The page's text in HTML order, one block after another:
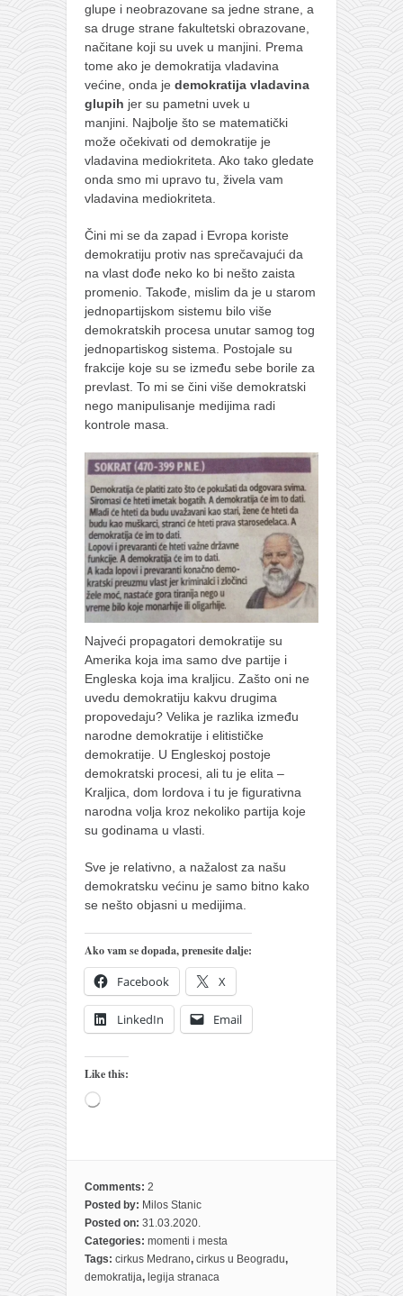
glupe i neobrazovane sa jedne strane, a
sa druge strane fakultetski obrazovane,
načitane koji su uvek u manjini. Prema
tome ako je demokratija vladavina
većine, onda je demokratija vladavina
glupih jer su pametni uvek u
manjini. Najbolje što se matematički
može očekivati od demokratije je
vladavina mediokriteta. Ako tako gledate
onda smo mi upravo tu, živela vam
vladavina mediokriteta.
Čini mi se da zapad i Evropa koriste
demokratiju protiv nas sprečavajući da
na vlast dođe neko ko bi nešto zaista
promenio. Takođe, mislim da je u starom
jednopartijskom sistemu bilo više
demokratskih procesa unutar samog tog
jednopartiskog sistema. Postojale su
frakcije koje su se između sebe borile za
prevlast. To mi se čini više demokratski
nego manipulisanje medijima radi
kontrole masa.
Najveći propagatori demokratije su
Amerika koja ima samo dve partije i
Engleska koja ima kraljicu. Zašto oni ne
uvedu demokratiju kakvu drugima
propovedaju? Velika je razlika između
narodne demokratije i elitističke
demokratije. U Engleskoj postoje
demokratski procesi, ali tu je elita –
Kraljica, dom lordova i tu je figurativna
narodna volja kroz nekoliko partija koje
su godinama u vlasti.
Sve je relativno, a nažalost za našu
demokratsku većinu je samo bitno kako
se nešto objasni u medijima.
Ako vam se dopada, prenesite dalje:
Facebook X
LinkedIn Email
Like this:
Loading…
Comments: 2
Posted by: Milos Stanic
Posted on: 31.03.2020.
Categories: momenti i mesta
Tags: cirkus Medrano, cirkus u Beogradu,
demokratija, legija stranaca